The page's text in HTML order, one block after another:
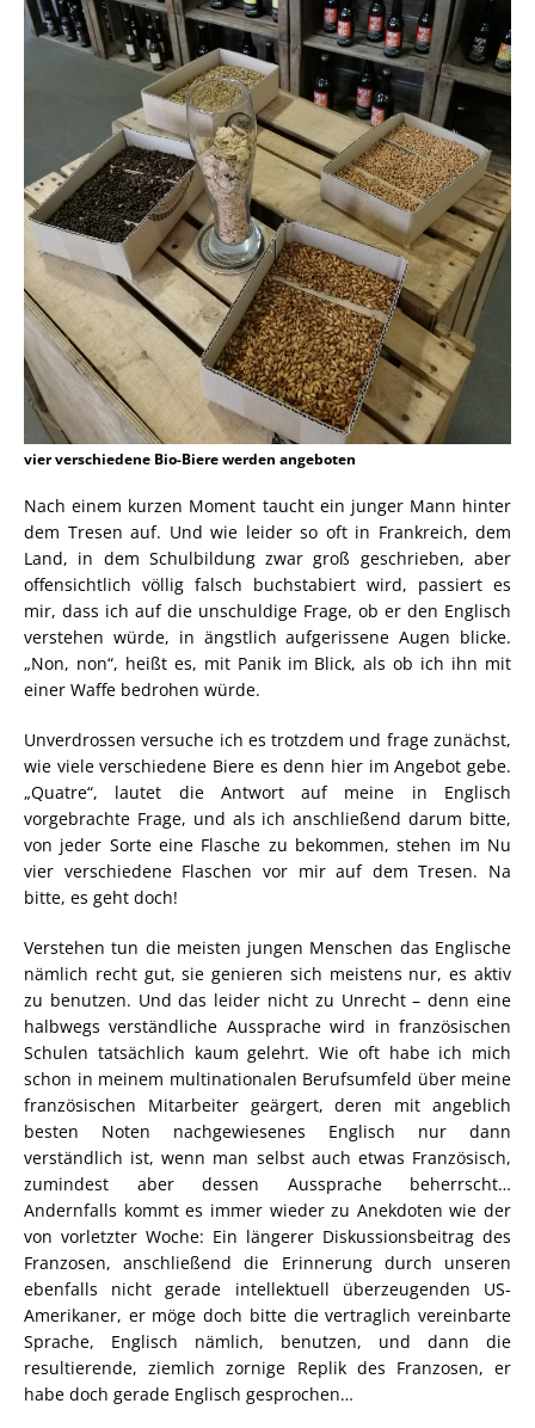
vier verschiedene Bio-Biere werden angeboten
Nach einem kurzen Moment taucht ein junger Mann hinter
dem Tresen auf. Und wie leider so oft in Frankreich, dem
Land, in dem Schulbildung zwar groß geschrieben, aber
offensichtlich völlig falsch buchstabiert wird, passiert es
mir, dass ich auf die unschuldige Frage, ob er den Englisch
verstehen würde, in ängstlich aufgerissene Augen blicke.
„Non, non“, heißt es, mit Panik im Blick, als ob ich ihn mit
einer Waffe bedrohen würde.
Unverdrossen versuche ich es trotzdem und frage zunächst,
wie viele verschiedene Biere es denn hier im Angebot gebe.
„Quatre“, lautet die Antwort auf meine in Englisch
vorgebrachte Frage, und als ich anschließend darum bitte,
von jeder Sorte eine Flasche zu bekommen, stehen im Nu
vier verschiedene Flaschen vor mir auf dem Tresen. Na
bitte, es geht doch!
Verstehen tun die meisten jungen Menschen das Englische
nämlich recht gut, sie genieren sich meistens nur, es aktiv
zu benutzen. Und das leider nicht zu Unrecht – denn eine
halbwegs verständliche Aussprache wird in französischen
Schulen tatsächlich kaum gelehrt. Wie oft habe ich mich
schon in meinem multinationalen Berufsumfeld über meine
französischen Mitarbeiter geärgert, deren mit angeblich
besten Noten nachgewiesenes Englisch nur dann
verständlich ist, wenn man selbst auch etwas Französisch,
zumindest aber dessen Aussprache beherrscht…
Andernfalls kommt es immer wieder zu Anekdoten wie der
von vorletzter Woche: Ein längerer Diskussionsbeitrag des
Franzosen, anschließend die Erinnerung durch unseren
ebenfalls nicht gerade intellektuell überzeugenden US-
Amerikaner, er möge doch bitte die vertraglich vereinbarte
Sprache, Englisch nämlich, benutzen, und dann die
resultierende, ziemlich zornige Replik des Franzosen, er
habe doch gerade Englisch gesprochen…